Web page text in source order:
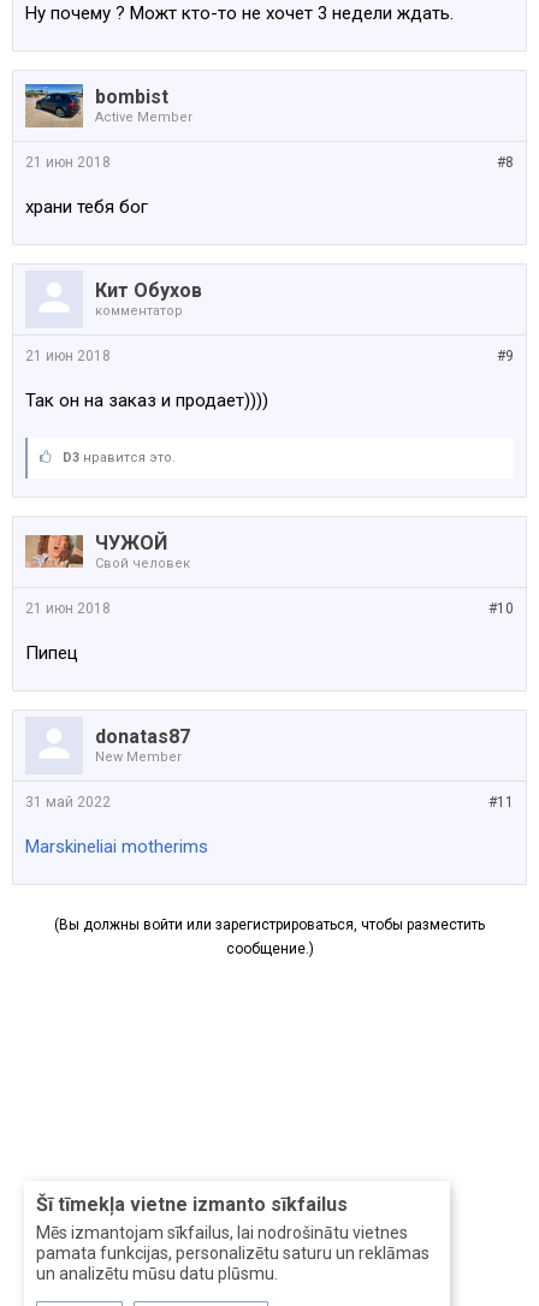
Šī tīmekļa vietne izmanto sīkfailus
Mēs izmantojam sīkfailus, lai nodrošinātu vietnes
pamata funkcijas, personalizētu saturu un reklāmas
un analizētu mūsu datu plūsmu.
Ну почему ? Можт кто-то не хочет 3 недели ждать.
bombist
Active Member
#8
21 июн 2018
храни тебя бог
Кит Обухов
комментатор
#9
21 июн 2018
Так он на заказ и продает))))
D3 нравится это.
ЧУЖОЙ
Свой человек
#10
21 июн 2018
Пипец
donatas87
New Member
#11
31 май 2022
Marskineliai motherims
(Вы должны войти или зарегистрироваться, чтобы разместить
сообщение.)